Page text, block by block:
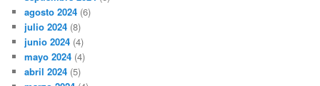
agosto 2024 (6)
julio 2024 (8)
junio 2024 (4)
mayo 2024 (4)
abril 2024 (5)